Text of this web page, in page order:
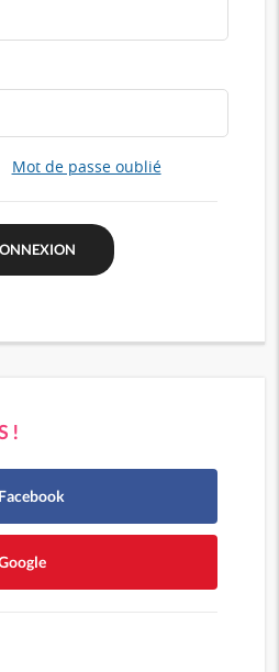
Mot de passe oublié
!